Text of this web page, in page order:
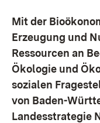
Mit der
Erzeugung und
Ressourcen an
Ökologie und
sozialen
von Baden-
Landesstrategie